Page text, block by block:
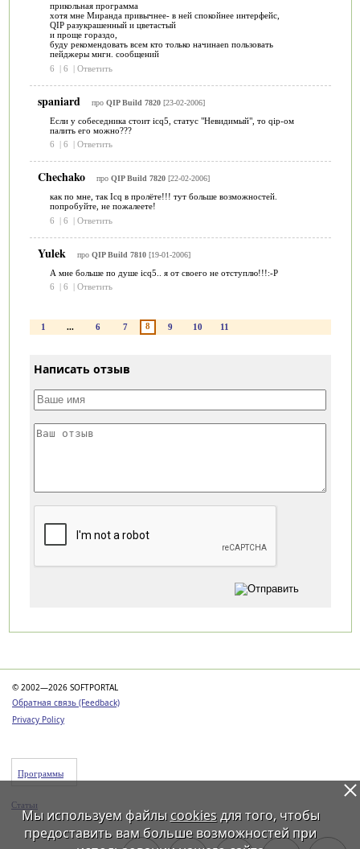
прикольная программа
хотя мне Миранда привычнее- в ней спокойнее интерфейс,
QIP разукрашенный и цветастый
и проще гораздо,
буду рекомендовать всем кто только начинаеn пользовать
пейджеры мнгн. сообщений
6
| 6 | Ответить
spaniard про QIP Build 7820[23-02-2006]
Если у собеседника стоит icq5, статус "Невидимый", то qip-ом
палить его можно???
6
| 6 | Ответить
Chechako про QIP Build 7820[22-02-2006]
как по мне, так Icq в пролёте!!! тут больше возможностей.
попробуйте, не пожалеете!
6
| 6 | Ответить
Yulek про QIP Build 7810[19-01-2006]
А мне больше по душе icq5.. я от своего не отступлю!!!:-P
6
| 6 | Ответить
1 ... 6 7 8 9 10 11
Написать отзыв
© 2002—2026 SOFTPORTAL
Обратная связь (Feedback)
Privacy Policy
Программы
Статьи
Мы используем файлы cookiesдля того, чтобы
предоставить вам больше возможностей при